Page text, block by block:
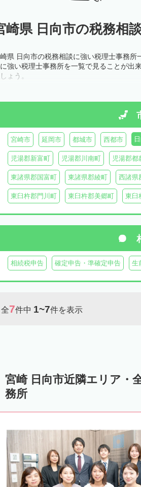
崎県 日向市の税務相
県 日向市の税務相談に強い税理士事務
強い税理士事務所を一覧で見ることが出
ょう。
宮崎市 延岡市 都城市 西都市
児湯郡新富町 児湯郡川南町 児湯郡都
東諸県郡国富町 東諸県郡綾町 西諸県
東臼杵郡門川町 東臼杵郡美郷町 東臼
相続税申告 確定申告・準確定申告 生
全7件中 1~7件を表示
宮崎 日向市近隣エリア・
務所